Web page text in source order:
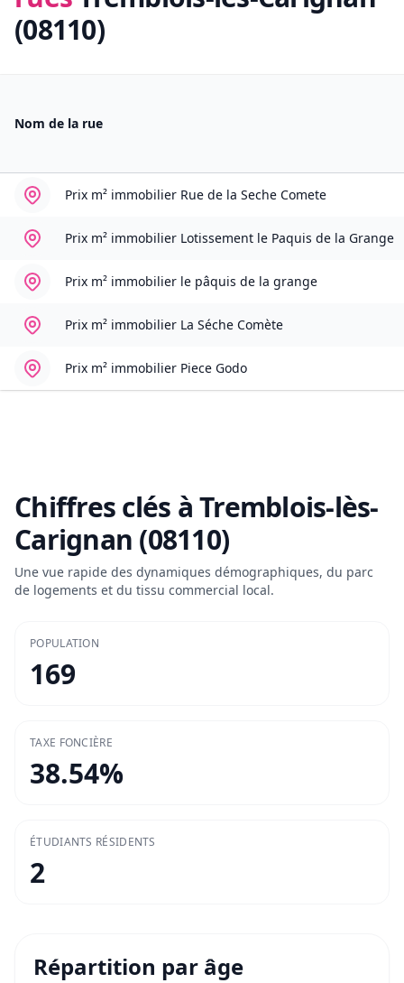
(08110)
Nom de la rue
Prix m² immobilier Rue de la Seche Comete
Prix m² immobilier Lotissement le Paquis de la Grange
Prix m² immobilier le pâquis de la grange
Prix m² immobilier La Séche Comète
Prix m² immobilier Piece Godo
Chiffres clés àTremblois-lès-
Carignan (08110)
Une vue rapide des dynamiques démographiques, du parc
de logements et du tissu commercial local.
POPULATION
169
TAXE FONCIÈRE
38.54%
ÉTUDIANTS RÉSIDENTS
2
Répartition par âge